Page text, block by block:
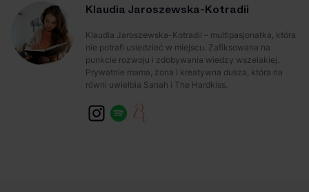
Klaudia Jaroszewska-Kotradii
Klaudia Jaroszewska-Kotradii – multipasjonatka, która
nie potrafi usiedzieć w miejscu. Zafiksowana na
punkcie rozwoju i zdobywania wiedzy wszelakiej.
Prywatnie mama, żona i kreatywna dusza, która na
równi uwielbia Sanah i The Hardkiss.